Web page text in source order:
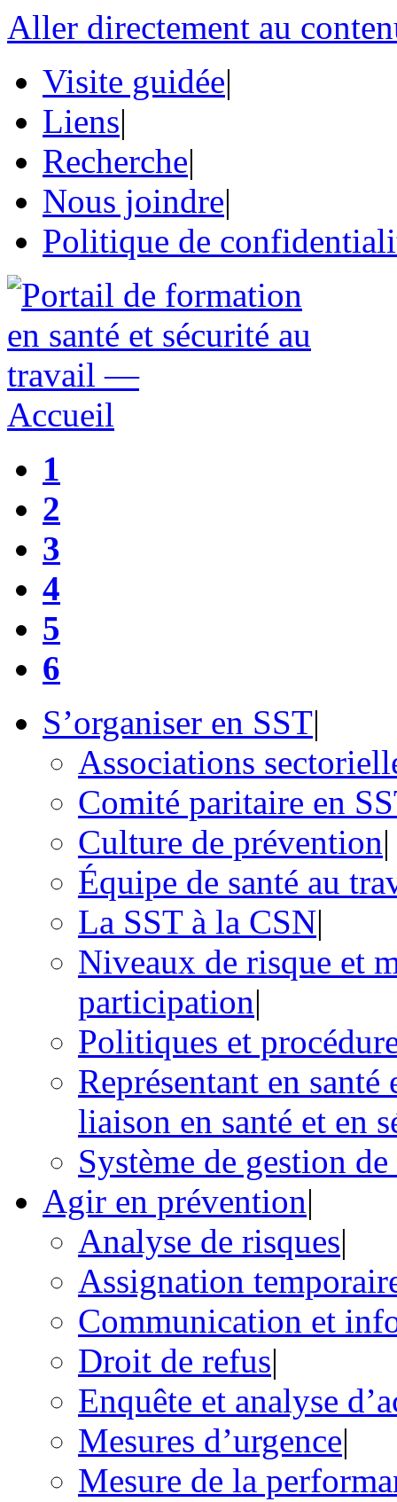
Aller directement au
Visite guidée|
Liens|
Recherche|
Nous joindre|
Politique de
Accueil
1
2
3
4
5
6
S’organiser en SST|
Associations
Comité paritaire en
Culture de prévention|
Équipe de santé au
La SST à la CSN|
Niveaux de risque et
participation|
Politiques et
Représentant en
liaison en santé et en
Système de gestion
Agir en prévention|
Analyse de risques|
Assignation
Communication et
Droit de refus|
Enquête et analyse
Mesures d’urgence|
Mesure de la